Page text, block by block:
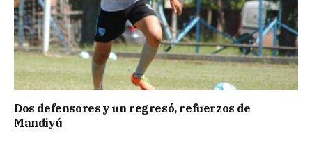
Dos defensores y un regresó, refuerzos de
Mandiyú